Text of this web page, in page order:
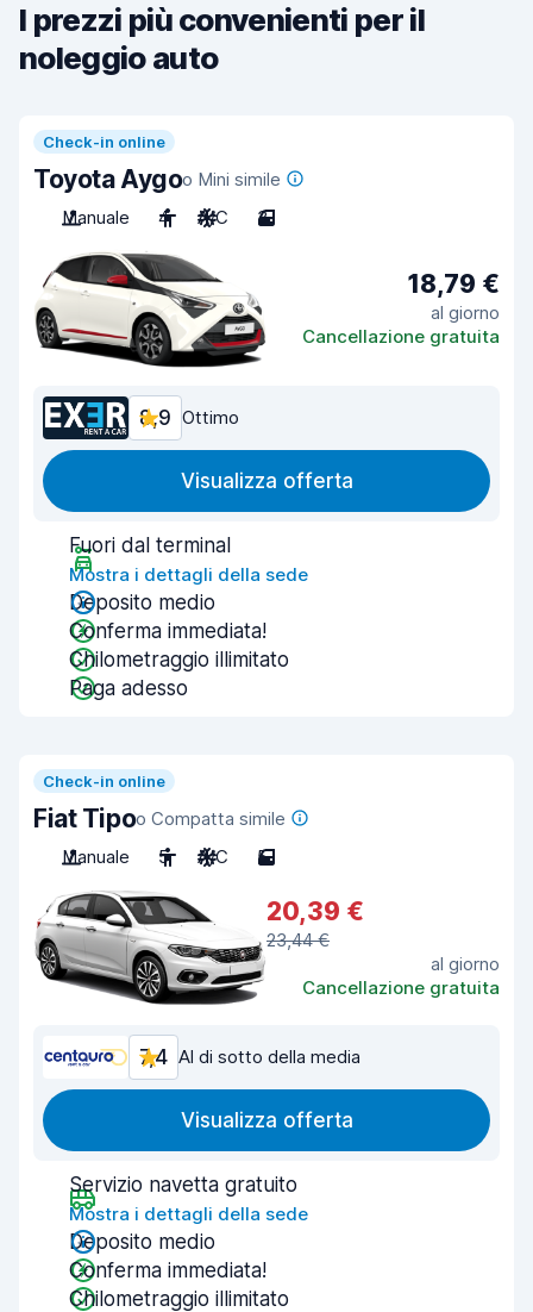
I prezzi più convenienti per il
noleggio auto
Check-in online
Toyota Aygoo Mini simile
Manuale
4 A/C 3
18,79 €
al giorno
Cancellazione gratuita
8,9 Ottimo
Visualizza offerta
Fuori dal terminal
Mostra i dettagli della sede
Deposito medio
Conferma immediata!
Chilometraggio illimitato
Paga adesso
Check-in online
Fiat Tipoo Compatta simile
Manuale
5 A/C 5
20,39 €
23,44 €
al giorno
Cancellazione gratuita
7,4 Al di sotto della media
Visualizza offerta
Servizio navetta gratuito
Mostra i dettagli della sede
Deposito medio
Conferma immediata!
Chilometraggio illimitato